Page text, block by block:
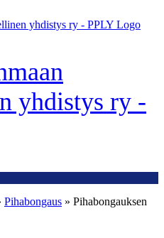
yhdistys ry -
Pihabongaus » Pihabongauksen